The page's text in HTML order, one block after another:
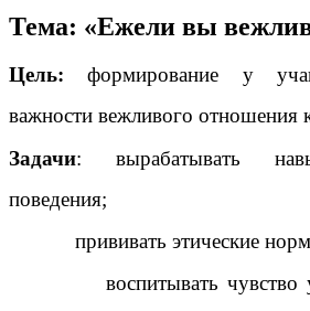
Тема: «Ежели вы
Цель: формирование у
важности вежливого
Задачи: вырабатывать
поведения;
прививать этические
воспитывать чувство